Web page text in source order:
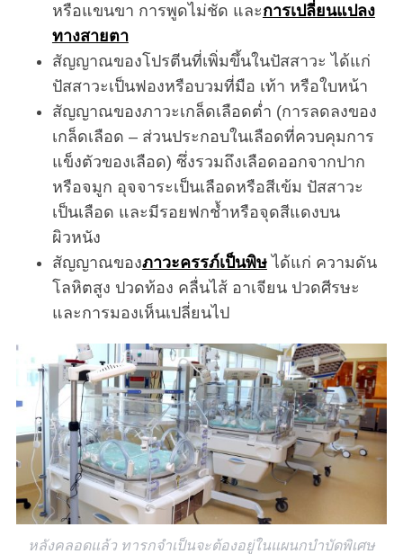
หรือแขนขา การพูดไม่ชัด และการเปลี่ยนแปลง
ทางสายตา
สัญญาณของโปรตีนที่เพิ่มขึ้นในปัสสาวะ ได้แก่
ปัสสาวะเป็นฟองหรือบวมที่มือ เท้า หรือใบหน้า
สัญญาณของภาวะเกล็ดเลือดต่ำ (การลดลงของ
เกล็ดเลือด – ส่วนประกอบในเลือดที่ควบคุมการ
แข็งตัวของเลือด) ซึ่งรวมถึงเลือดออกจากปาก
หรือจมูก อุจจาระเป็นเลือดหรือสีเข้ม ปัสสาวะ
เป็นเลือด และมีรอยฟกช้ำหรือจุดสีแดงบน
ผิวหนัง
สัญญาณของภาวะครรภ์เป็นพิษได้แก่ ความดัน
โลหิตสูง ปวดท้อง คลื่นไส้ อาเจียน ปวดศีรษะ
และการมองเห็นเปลี่ยนไป
หลังคลอดแล้ว ทารกจำเป็นจะต้องอยู่ในแผนกบำบัดพิเศษ